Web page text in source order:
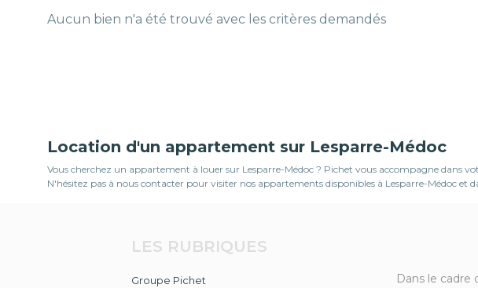
Aucun bien n'a été trouvé avec les critères demandés
Location d'un appartement sur Lesparre-Médoc
Vous cherchez un appartement à louer sur Lesparre-Médoc ? Pichet vous accompagne dans
N'hésitez pas à nous contacter pour visiter nos appartements disponibles à Lesparre-Médoc et
LES RUBRIQUES
Groupe Pichet Dans le cadre